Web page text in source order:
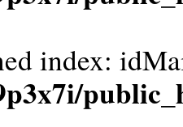
index: